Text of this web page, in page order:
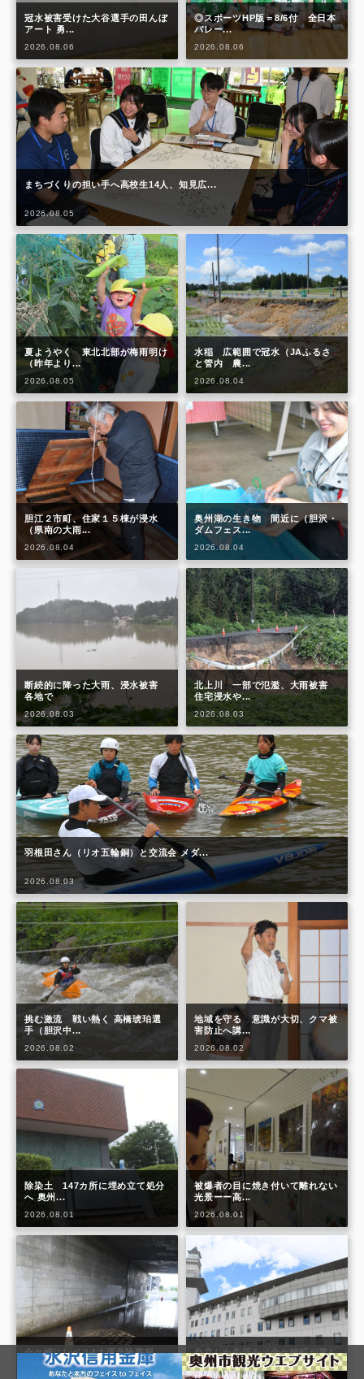
冠水被害受けた大谷選手の田んぼ
アート 勇...
2026.08.06
◎スポーツHP版＝8/6付 全日本
バレー...
2026.08.06
まちづくりの担い手へ高校生14人、知見広...
2026.08.05
夏ようやく 東北北部が梅雨明け
（昨年より...
2026.08.05
水稲 広範囲で冠水（JAふるさ
と管内 農...
2026.08.04
胆江２市町、住家１５棟が浸水
（県南の大雨...
2026.08.04
奥州湖の生き物 間近に（胆沢・
ダムフェス...
2026.08.04
断続的に降った大雨、浸水被害
各地で
2026.08.03
北上川 一部で氾濫、大雨被害
住宅浸水や...
2026.08.03
羽根田さん（リオ五輪銅）と交流会 メダ...
2026.08.03
挑む激流 戦い熱く 高橋琥珀選
手（胆沢中...
2026.08.02
地域を守る 意識が大切、クマ被
害防止へ講...
2026.08.02
除染土 147カ所に埋め立て処分
へ 奥州...
2026.08.01
被爆者の目に焼き付いて離れない
光景ーー高...
2026.08.01
金ケ崎にレベル4大雨危険警報
（人的被害な...
自立した生活を（金ケ崎町が第4
期福祉計画...